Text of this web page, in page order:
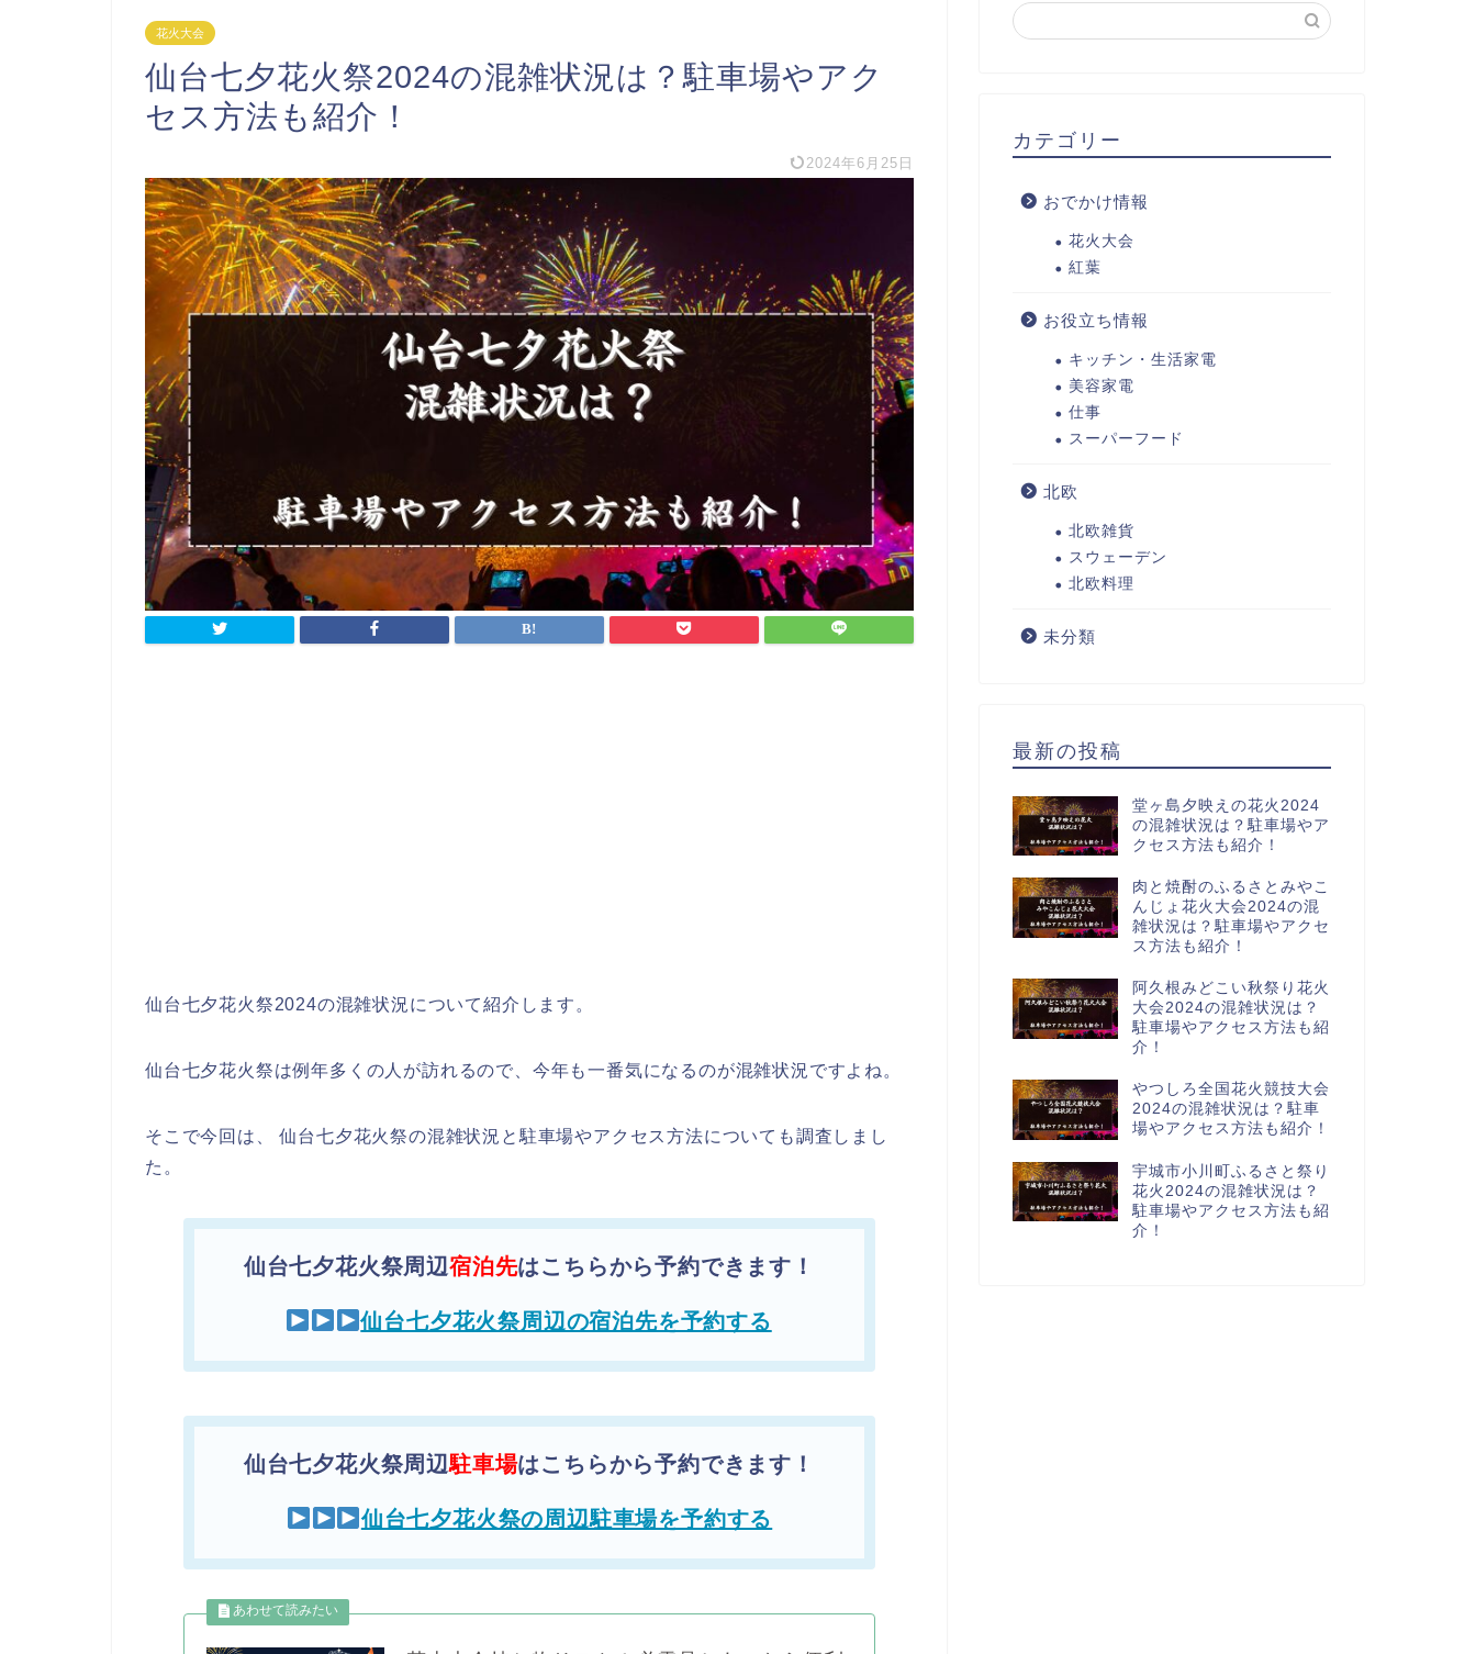
花火大会
仙台七夕花火祭2024の混雑状況は？駐車場やアク
セス方法も紹介！
2024年6月25日
仙台七夕花火祭2024の混雑状況について紹介します。
仙台七夕花火祭は例年多くの人が訪れるので、今年も一番気になるのが混雑状況ですよね。
そこで今回は、 仙台七夕花火祭の混雑状況と駐車場やアクセス方法についても調査しまし
た。
仙台七夕花火祭周辺宿泊先はこちらから予約できます！
仙台七夕花火祭周辺の宿泊先を予約する
仙台七夕花火祭周辺駐車場はこちらから予約できます！
仙台七夕花火祭の周辺駐車場を予約する
カテゴリー
おでかけ情報
花火大会
紅葉
お役立ち情報
キッチン・生活家電
美容家電
仕事
スーパーフード
北欧
北欧雑貨
スウェーデン
北欧料理
未分類
最新の投稿
堂ヶ島夕映えの花火2024
の混雑状況は？駐車場やア
クセス方法も紹介！
肉と焼酎のふるさとみやこ
んじょ花火大会2024の混
雑状況は？駐車場やアクセ
ス方法も紹介！
阿久根みどこい秋祭り花火
大会2024の混雑状況は？
駐車場やアクセス方法も紹
介！
やつしろ全国花火競技大会
2024の混雑状況は？駐車
場やアクセス方法も紹介！
宇城市小川町ふるさと祭り
花火2024の混雑状況は？
駐車場やアクセス方法も紹
介！